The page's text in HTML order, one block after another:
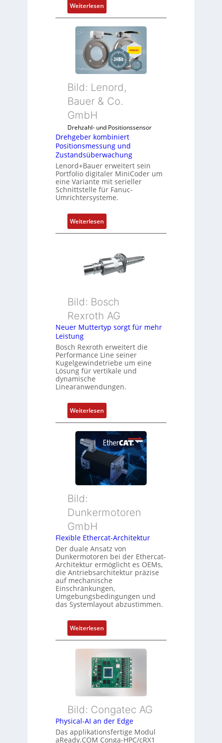
Weiterlesen:
D
r
e
h
g
e
e
m
b
i
i
e
r
P
o
s
i
o
m
s
u
n
g
n
d
Z
u
s
t
a
s
e
w
a
c
h
u
n
g
Bild: Lenord,
Bauer & Co.
GmbH
Drehzahl- und Positionssensor
Drehgeber kombiniert
Positionsmessung und
Zustandsüberwachung
Lenord+Bauer erweitert sein
Portfolio digitaler MiniCoder um
eine Variante mit serieller
Schnittstelle für Fanuc-
Umrichtersysteme.
Weiterlesen:
D
h
g
e
k
m
b
i
i
r
t
P
o
s
i
s
s
u
n
g
u
n
Z
u
s
t
a
n
d
ü
b
e
Bild: Bosch
Rexroth AG
Neuer Muttertyp sorgt für mehr
Leistung
Bosch Rexroth erweitert die
Performance Line seiner
Kugelgewindetriebe um eine
Lösung für vertikale und
dynamische
Linearanwendungen.
Weiterlesen:
N
e
u
e
u
e
t
y
p
s
o
r
g
t
f
ü
r
m
e
h
r
i
s
t
Bild:
Dunkermotoren
GmbH
Flexible Ethercat-Architektur
Der duale Ansatz von
Dunkermotoren bei der Ethercat-
Architektur ermöglicht es OEMs,
die Antriebsarchitektur präzise
auf mechanische
Einschränkungen,
Umgebungsbedingungen und
das Systemlayout abzustimmen.
Weiterlesen:
F
l
e
x
i
b
e
E
t
Bild: Congatec AG
Physical-AI an der Edge
Das applikationsfertige Modul
aReady.COM Conga-HPC/cRX1